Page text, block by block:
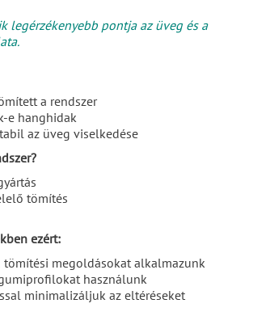
legérzékenyebb pontja az üveg és a
a rendszer
e hanghidak
az üveg viselkedése
tömítés
ezért:
megoldásokat alkalmazunk
használunk
minimalizáljuk az eltéréseket